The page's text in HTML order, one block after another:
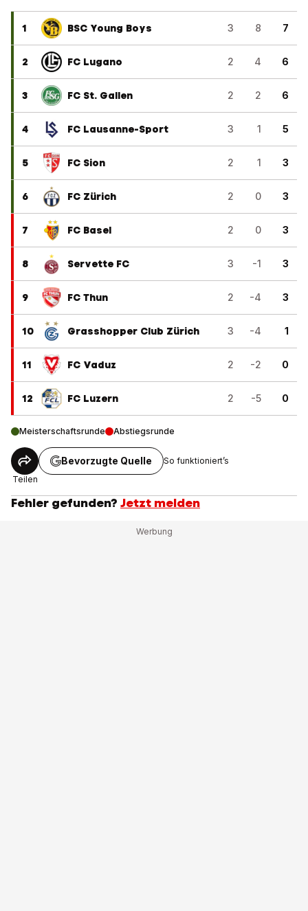
1 BSC Young Boys 3 8 7
2 FC Lugano 2 4 6
3 FC St. Gallen 2 2 6
4 FC Lausanne-Sport 3 1 5
5 FC Sion 2 1 3
6 FC Zürich 2 0 3
7 FC Basel 2 0 3
8 Servette FC 3 -1 3
9 FC Thun 2 -4 3
10 Grasshopper Club Zürich 3 -4 1
11 FC Vaduz 2 -2 0
12 FC Luzern 2 -5 0
Meisterschaftsrunde Abstiegsrunde
Teilen
Bevorzugte Quelle So funktioniert’s
Fehler gefunden? Jetzt melden